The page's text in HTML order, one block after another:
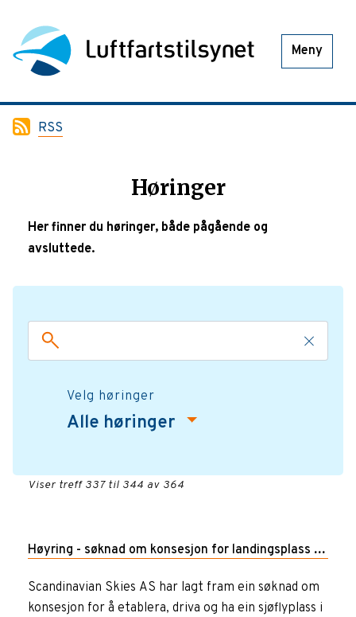
Meny
RSS
Høringer
Her finner du høringer, både pågående og
avsluttede.
Velg høringer
Alle høringer
Viser treff 337 til 344 av 364
Høyring - søknad om konsesjon for landingsplass på
sjø i Eidfjord
Scandinavian Skies AS har lagt fram ein søknad om
konsesjon for å etablera, driva og ha ein sjøflyplass i